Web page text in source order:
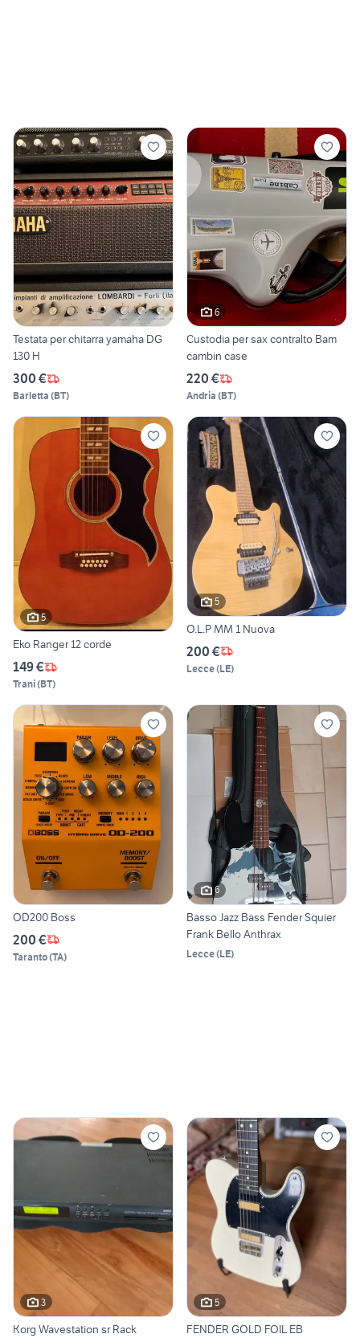
Testata per chitarra yamaha DG
130 H
300 €
Barletta (BT)
6
Custodia per sax contralto Bam
cambin case
220 €
Andria (BT)
5
Eko Ranger 12 corde
149 €
Trani(BT)
5
O.L.P MM 1 Nuova
200 €
Lecce(LE)
OD200 Boss
200 €
Taranto(TA)
6
Basso Jazz Bass Fender Squier
Frank Bello Anthrax
Lecce(LE)
3
Korg Wavestation sr Rack
5
FENDER GOLD FOIL EB